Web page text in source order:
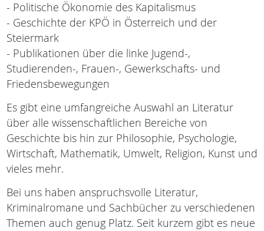
- Politische Ökonomie des Kapitalismus
- Geschichte der KPÖ in Österreich und der
Steiermark
- Publikationen über die linke Jugend-,
Studierenden-, Frauen-, Gewerkschafts- und
Friedensbewegungen
Es gibt eine umfangreiche Auswahl an Literatur
über alle wissenschaftlichen Bereiche von
Geschichte bis hin zur Philosophie, Psychologie,
Wirtschaft, Mathematik, Umwelt, Religion, Kunst und
vieles mehr.
Bei uns haben anspruchsvolle Literatur,
Kriminalromane und Sachbücher zu verschiedenen
Themen auch genug Platz. Seit kurzem gibt es neue